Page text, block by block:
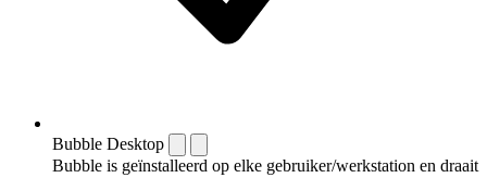
Bubble Desktop
Bubble is geïnstalleerd op elke gebruiker/werkstation en draait